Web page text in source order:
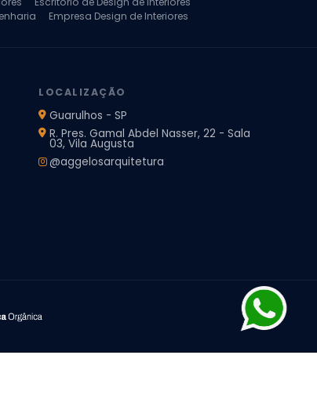
Empresa Design de Interiores
LOCALIZAÇÃO
Guarulhos - SP
R. Pres. Gamal Abdel Nasser, 22 - Sala
03, Vila Augusta
@aggelosarquitetura